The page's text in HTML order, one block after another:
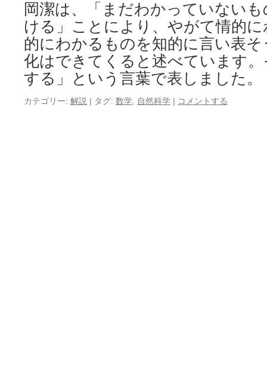
岡潔は、「まだわかっていない
ける」ことにより、やがて情的
的にわかるものを知的に言い表
化はできてくると述べています
する」という言葉で表しました
カテゴリー: 解説 | タグ: 数学 自然科学 | コメントする